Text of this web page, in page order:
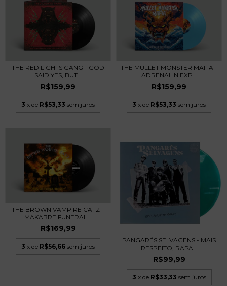
THE RED LIGHTS GANG - GOD
SAID YES, BUT...
R$159,99
3 x de R$53,33 sem juros
THE MULLET MONSTER MAFIA -
ADRENALIN EXP...
R$159,99
3 x de R$53,33 sem juros
THE BROWN VAMPIRE CATZ –
MAKABRE FUNERAL...
R$169,99
3 x de R$56,66 sem juros
PANGARÉS SELVAGENS - MAIS
RESPEITO, RAPA...
R$99,99
3 x de R$33,33 sem juros